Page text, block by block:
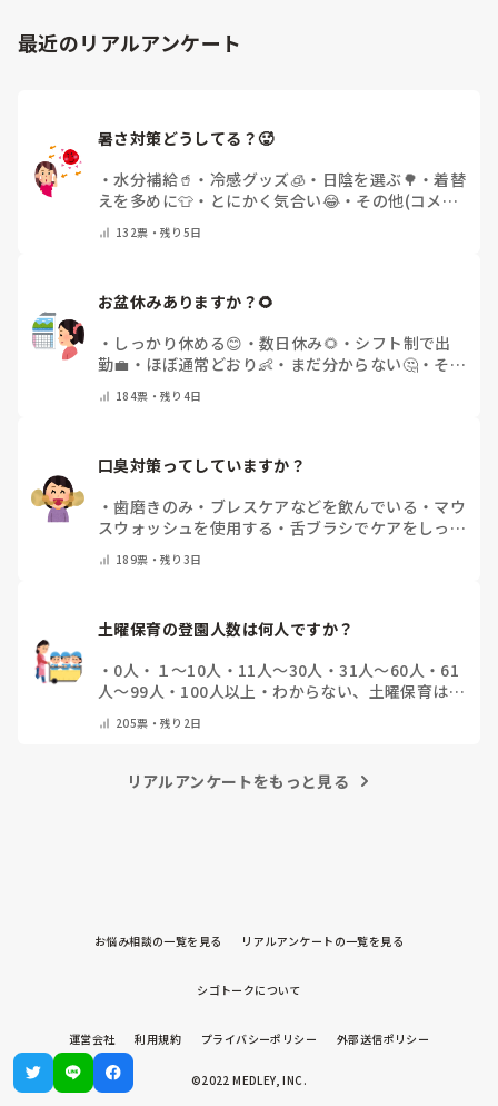
最近のリアルアンケート
暑さ対策どうしてる？🥵
・水分補給🥤 ・ 冷感グッズ🧊 ・ 日陰を選ぶ🌳 ・着替
えを多めに👕 ・ とにかく気合い😂・ その他(コメン
132票・残り5日
お盆休みありますか？🌻
・ しっかり休める😊 ・ 数日休み🌻 ・ シフト制で出
勤💼 ・ ほぼ通常どおり👶 ・ まだ分からない🤔・ その
184票・残り4日
口臭対策ってしていますか？
・歯磨きのみ ・ ブレスケアなどを飲んでいる ・ マウ
スウォッシュを使用する ・ 舌ブラシでケアをしっか
の他(コメントで教えて下さい)
189票・残り3日
土曜保育の登園人数は何人ですか？
・ 0人 ・ １～10人 ・ 11人～30人 ・31人～60人 ・ 61
人～99人 ・ 100人以上 ・ わからない、土曜保育はな
205票・残り2日
リアルアンケートをもっと見る
お悩み相談の一覧を見る リアルアンケートの一覧を見る
シゴトークについて
運営会社 利用規約 プライバシーポリシー 外部送信ポリシー
©2022 MEDLEY, INC.